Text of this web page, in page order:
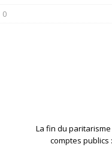
0
La fin du
comptes publics